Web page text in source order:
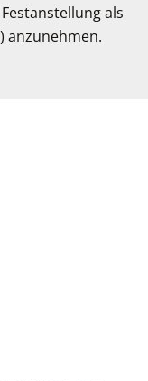
als
anzunehmen.